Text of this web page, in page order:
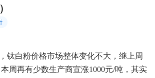
钛白粉价格市场整体变化不大，继上周
周再有少数生产商宣涨1000元/吨，其实